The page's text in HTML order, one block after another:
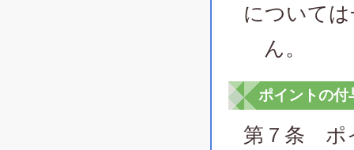
について
ん。
ポイントの付
第７条 ポ